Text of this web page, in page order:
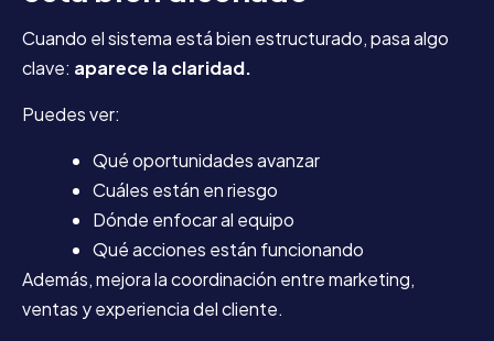
Cuando el sistema está bien estructurado, pasa algo
clave: aparece la claridad.
Puedes ver:
Qué oportunidades avanzar
Cuáles están en riesgo
Dónde enfocar al equipo
Qué acciones están funcionando
Además, mejora la coordinación entre marketing,
ventas y experiencia del cliente.